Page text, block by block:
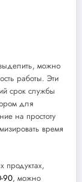
можно
работы. Эти
срок службы
для
на простоту
время
90, можно